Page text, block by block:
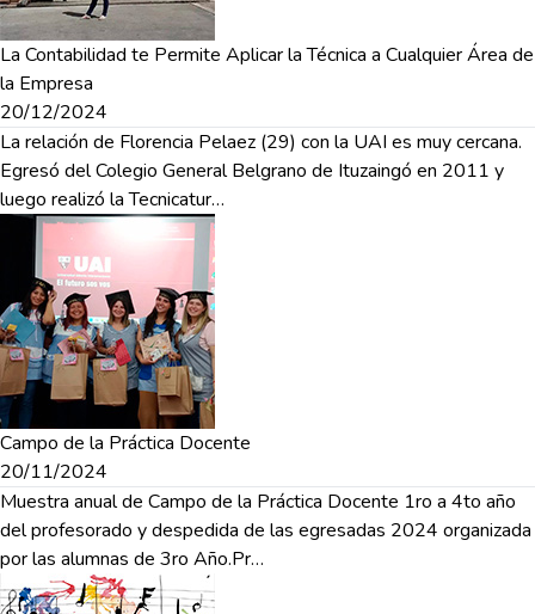
La Contabilidad te Permite Aplicar la Técnica a Cualquier Área de
la Empresa
20/12/2024
La relación de Florencia Pelaez (29) con la UAI es muy cercana.
Egresó del Colegio General Belgrano de Ituzaingó en 2011 y
luego realizó la Tecnicatur…
Campo de la Práctica Docente
20/11/2024
Muestra anual de Campo de la Práctica Docente 1ro a 4to año
del profesorado y despedida de las egresadas 2024 organizada
por las alumnas de 3ro Año.Pr…